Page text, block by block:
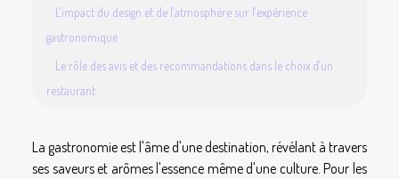
L'impact du design et de l'atmosphère sur l'expérience
gastronomique
Le rôle des avis et des recommandations dans le choix d'un
restaurant
La gastronomie est l'âme d'une destination, révélant à travers
ses saveurs et arômes l'essence même d'une culture. Pour les